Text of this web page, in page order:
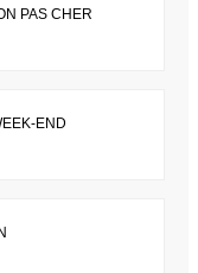
PAS CHER
END